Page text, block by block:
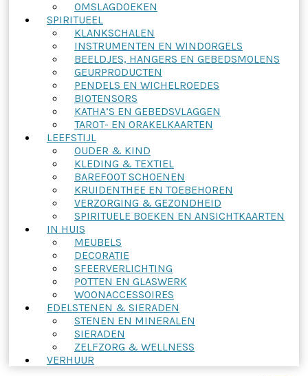
OMSLAGDOEKEN
SPIRITUEEL
KLANKSCHALEN
INSTRUMENTEN EN WINDORGELS
BEELDJES, HANGERS EN GEBEDSMOLENS
GEURPRODUCTEN
PENDELS EN WICHELROEDES
BIOTENSORS
KATHA’S EN GEBEDSVLAGGEN
TAROT- EN ORAKELKAARTEN
LEEFSTIJL
OUDER & KIND
KLEDING & TEXTIEL
BAREFOOT SCHOENEN
KRUIDENTHEE EN TOEBEHOREN
VERZORGING & GEZONDHEID
SPIRITUELE BOEKEN EN ANSICHTKAARTEN
IN HUIS
MEUBELS
DECORATIE
SFEERVERLICHTING
POTTEN EN GLASWERK
WOONACCESSOIRES
EDELSTENEN & SIERADEN
STENEN EN MINERALEN
SIERADEN
ZELFZORG & WELLNESS
VERHUUR